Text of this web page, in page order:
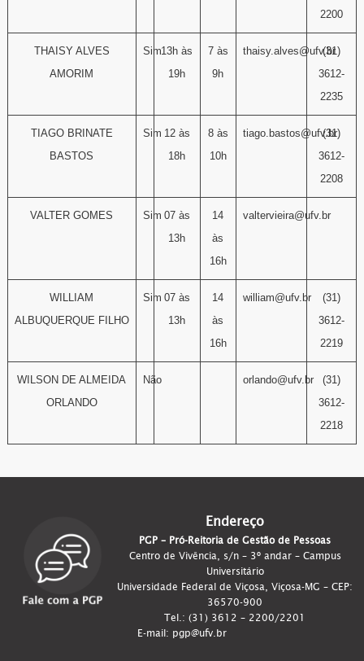
2200
THAISY ALVES
AMORIM
Sim13h às
19h
7 às
9h
thaisy.alves@ufv.br
(31)
3612-
2235
TIAGO BRINATE
BASTOS
Sim 12 às
18h
8 às
10h
tiago.bastos@ufv.br
(31)
3612-
2208
VALTER GOMES Sim 07 às
13h
14
às
16h
valtervieira@ufv.br
WILLIAM
ALBUQUERQUE FILHO
Sim 07 às
13h
14
às
16h
william@ufv.br
(31)
3612-
2219
WILSON DE ALMEIDA
ORLANDO
Não orlando@ufv.br
(31)
3612-
2218
Endereço
PGP – Pró-Reitoria de Gestão de Pessoas
Centro de Vivência, s/n – 3º andar – Campus
Universitário
Universidade Federal de Viçosa, Viçosa-MG – CEP:
36570-900
Tel.: (31) 3612 – 2200/2201
E-mail: pgp@ufv.br